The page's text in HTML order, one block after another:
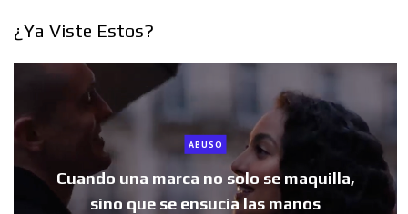
¿Ya Viste Estos?
ABUSO
Cuando una marca no solo se maquilla,
sino que se ensucia las manos